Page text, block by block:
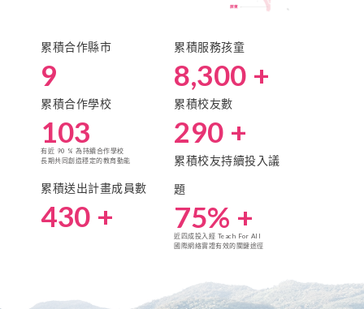
累積合作縣市
9
累積合作學校
103
有近 90 % 為持續合作學校
長期共同創造穩定的教育動能
累積送出計畫成員數
430 +
累積服務孩童
8,300 +
累積校友數
290 +
累積校友持續投入議
題
75% +
近四成投入經 Teach For All
國際網絡實證有效的關鍵途徑